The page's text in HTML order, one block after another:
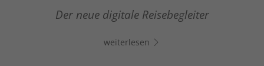
Klicke auf den Link, öffne Whats App und
chatte direkt los!
Der neue digitale Reisebegleiter
weiterlesen